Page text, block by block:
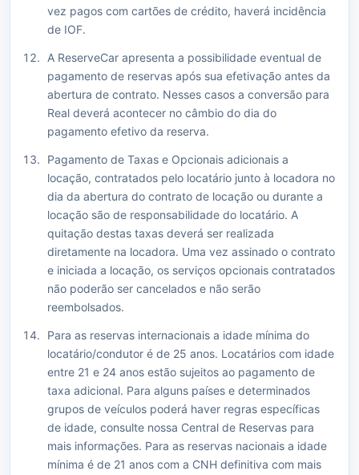
vez pagos com cartões de crédito, haverá incidência
de IOF.
A ReserveCar apresenta a possibilidade eventual de
pagamento de reservas após sua efetivação antes da
abertura de contrato. Nesses casos a conversão para
Real deverá acontecer no câmbio do dia do
pagamento efetivo da reserva.
Pagamento de Taxas e Opcionais adicionais a
locação, contratados pelo locatário junto à locadora no
dia da abertura do contrato de locação ou durante a
locação são de responsabilidade do locatário. A
quitação destas taxas deverá ser realizada
diretamente na locadora. Uma vez assinado o contrato
e iniciada a locação, os serviços opcionais contratados
não poderão ser cancelados e não serão
reembolsados.
Para as reservas internacionais a idade mínima do
locatário/condutor é de 25 anos. Locatários com idade
entre 21 e 24 anos estão sujeitos ao pagamento de
taxa adicional. Para alguns países e determinados
grupos de veículos poderá haver regras específicas
de idade, consulte nossa Central de Reservas para
mais informações. Para as reservas nacionais a idade
mínima é de 21 anos com a CNH definitiva com mais